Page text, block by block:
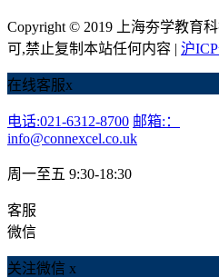
Copyright © 2019 上海夯学教育
可,禁止复制本站任何内容 | 沪
在线客服x
电话:021-6312-8700 邮箱:：
info@connexcel.co.uk
周一至五 9:30-18:30
客服
微信
关注微信 x